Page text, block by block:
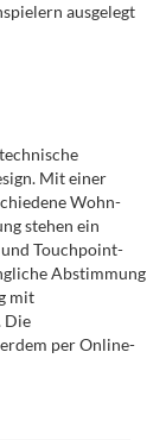
ausgelegt
Mit einer
Wohn-
stehen ein
Touchpoint-
Abstimmung
mit
Die
per Online-